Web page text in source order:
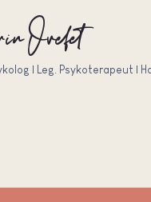
Ovefelt
| Leg. Psykoterapeut |